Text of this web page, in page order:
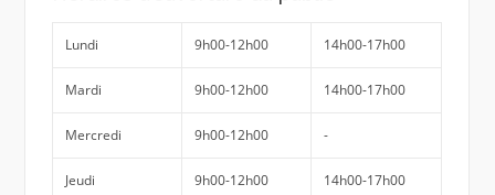
Lundi 9h00-12h00 14h00-17h00
Mardi 9h00-12h00 14h00-17h00
Mercredi 9h00-12h00 -
Jeudi 9h00-12h00 14h00-17h00